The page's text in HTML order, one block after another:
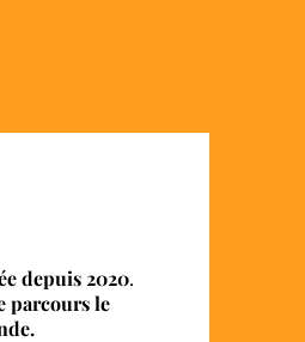
depuis 2020.
parcours le